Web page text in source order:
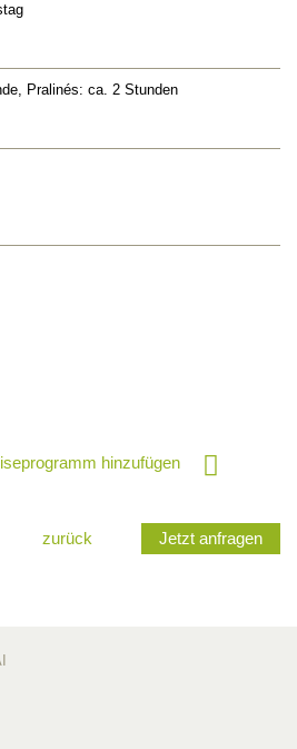
Pralinés: ca. 2 Stunden
hinzufügen
zurück Jetzt anfragen